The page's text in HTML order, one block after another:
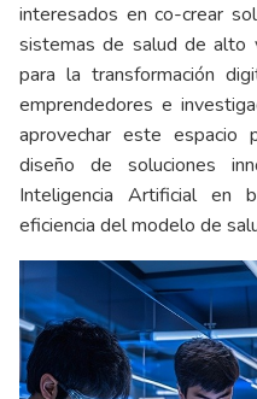
interesados en co-crear
sistemas de salud de alto
para la transformación
emprendedores e
aprovechar este espacio
diseño de soluciones
Inteligencia Artificial en
eficiencia del modelo de